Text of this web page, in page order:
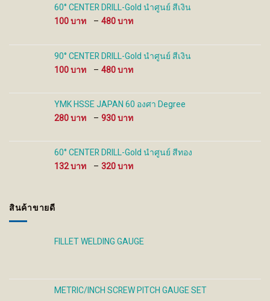
product
60° CENTER DRILL-Gold นำศูนย์ สีเงิน
100
– 480
100 ฿
through
480 ฿
90° CENTER DRILL-Gold นำศูนย์ สีเงิน
100
– 480
100 ฿
through
YMK HSSE JAPAN 60 องศา Degree
280
– 930
280 ฿
through
930 ฿
60° CENTER DRILL-Gold นำศูนย์ สีทอง
132
– 320
สินค้าขายดี
FILLET WELDING GAUGE
METRIC/INCH SCREW PITCH GAUGE SET